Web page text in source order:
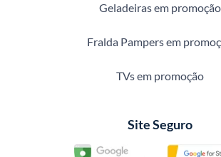
Geladeiras em promoção
Fralda Pampers em
TVs em promoção
Site Seguro